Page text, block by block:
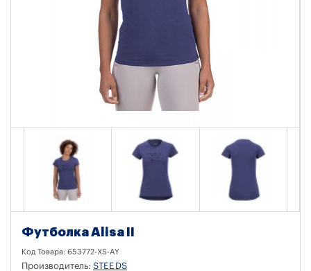
Футболка Alisa II
Код Товара: 653772-XS-AY
Производитель: STEEDS